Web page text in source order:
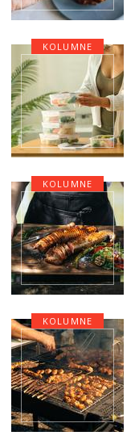
KOLUMNE
KOLUMNE
KOLUMNE